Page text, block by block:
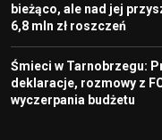
bieżąco, ale nad jej
6,8 mln zł roszczeń
Śmieci w Tarnobrzegu:
deklaracje, rozmowy z
wyczerpania budżetu